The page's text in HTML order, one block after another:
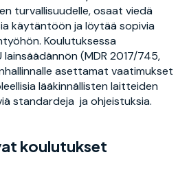
turvallisuudelle, osaat viedä
käytäntöön ja löytää sopivia
Koulutuksessa
lainsäädännön (MDR 2017/745,
asettamat vaatimukset
lääkinnällisten laitteiden
standardeja ja ohjeistuksia.
koulutukset